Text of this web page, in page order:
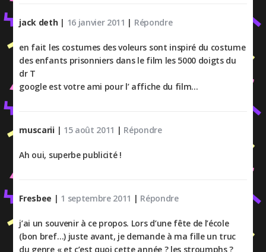
jack deth | 16 janvier 2011 | Répondre
en fait les costumes des voleurs sont inspiré du costume
des enfants prisonniers dans le film les 5000 doigts du
dr T
google est votre ami pour l’ affiche du film…
muscarii | 15 août 2011 | Répondre
Ah oui, superbe publicité !
Fresbee | 1 septembre 2011 | Répondre
j’ai un souvenir à ce propos. Lors d’une fête de l’école
(bon bref…) juste avant, je demande à ma fille un truc
du genre « et c’est quoi cette année ? les stroumphs ?